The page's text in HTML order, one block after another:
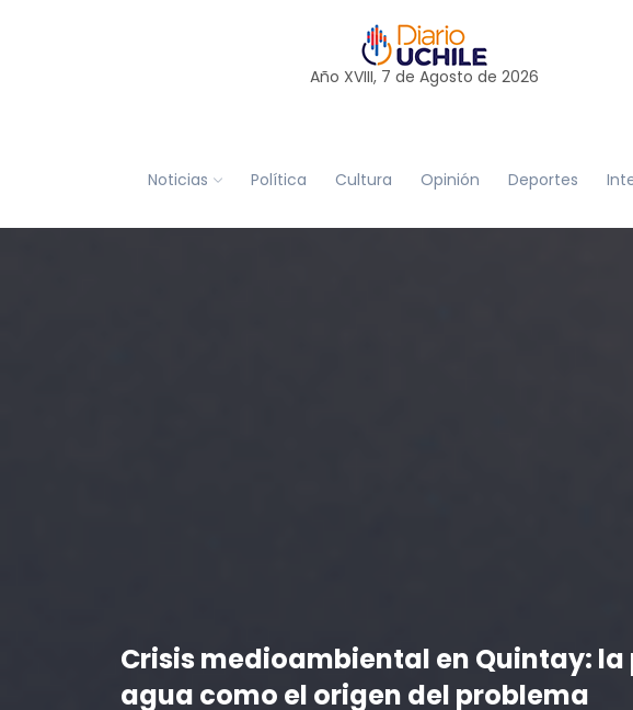
Año XVIII, 7 de Agosto de 2026
Noticias Política Cultura Opinión Deportes
Crisis medioambiental en Quintay:
agua como el origen del problema